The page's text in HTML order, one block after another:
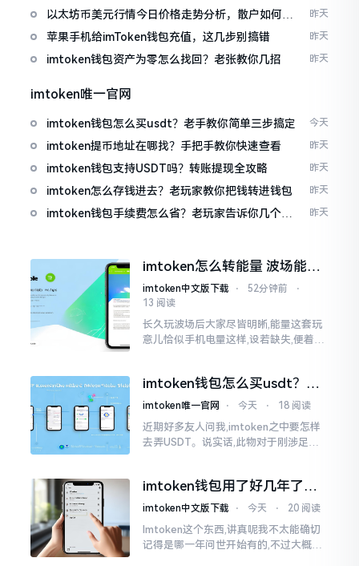
以太坊币美元行情今日价格走势分析，散户如何避
免追涨杀跌被套牢
昨天
苹果手机给imToken钱包充值，这几步别搞错 昨天
imtoken钱包资产为零怎么找回？老张教你几招 昨天
imtoken唯一官网
imtoken钱包怎么买usdt？老手教你简单三步搞定 今天
imtoken提币地址在哪找？手把手教你快速查看 昨天
imtoken钱包支持USDT吗？转账提现全攻略 昨天
imtoken怎么存钱进去？老玩家教你把钱转进钱包 昨天
imtoken钱包手续费怎么省？老玩家告诉你几个实
昨天
imtoken怎么转能量 波场能量
转换教程
imtoken中文版下载 ⋅ 52分钟前
⋅
13 阅读
长久玩波场后大家尽皆明晰,能量这套玩
意儿恰似手机电量这样,设若缺失,便着实
imtoken钱包怎么买usdt？老
手教你简单三步搞定
imtoken唯一官网 ⋅ 今天 ⋅ 18 阅读
近期好多友人问我,imtoken之中要怎样
去弄USDT。说实话,此物对于刚涉足币
imtoken钱包用了好几年了，
到底多少年了？
imtoken中文版下载 ⋅ 今天 ⋅ 20 阅读
Imtoken这个东西,讲真呢我不太能确切
记得是哪一年问世开始有的,不过大概在